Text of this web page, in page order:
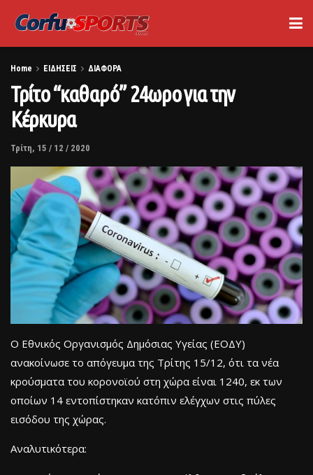
Home ΕΙΔΗΣΕΙΣ ΔΙΑΦΟΡΑ
Τρίτο “καθαρό” 24ωρο για την
Κέρκυρα
Τρίτη, 15 / 12 / 2020
Ο Εθνικός Οργανισμός Δημόσιας Υγείας (ΕΟΔΥ)
ανακοίνωσε το απόγευμα της Τρίτης 15/12, ότι τα νέα
κρούσματα του κορονοϊού στη χώρα είναι 1240, εκ των
οποίων 14 εντοπίστηκαν κατόπιν ελέγχων στις πύλες
εισόδου της χώρας.
Αναλυτικότερα: